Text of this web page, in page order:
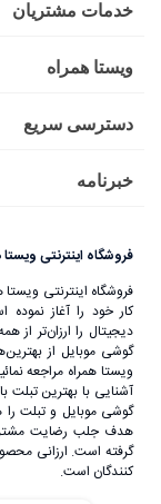
خدمات مشتریان
ویستا همراه
دسترسی سریع
خبرنامه
فروشگاه اینترنتی ویستا
فروشگاه اینترنتی
کار خود را آغاز نموده
دیجیتال را ارزان‌تر از
گوشی موبایل از
ویستا همراه مراجعه
آشنایی با بهترین تبلت
گوشی موبایل و تبلت را
هدف جلب رضایت
گرفته است. ارزانی
کنندگان است.